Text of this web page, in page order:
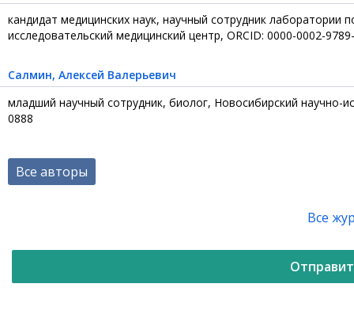
кандидат медицинских наук, научный сотрудник
исследовательский медицинский центр, ORCID: 0000-0002-
Салмин, Алексей Валерьевич
младший научный сотрудник, биолог, Новосибирский научно-
0888
Все авторы
Все